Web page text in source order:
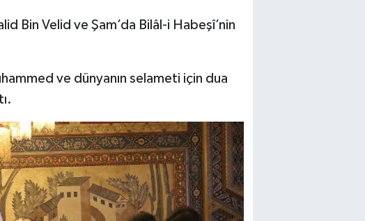
Bin Velid ve Şam’da Bilâl-i Habeşî’nin
ve dünyanın selameti için dua